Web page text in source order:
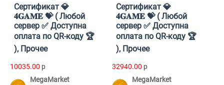
Cертификат 💎
𝟒𝐆𝐀𝐌𝐄 💝 ( Любой
сервер ✅ Доступна
оплата по QR-коду 🏆
), Прочее
10035.00 p
MegaMarket
Cертификат 💎
𝟒𝐆𝐀𝐌𝐄 💝 ( Любой
сервер ✅ Доступна
оплата по QR-коду 🏆
), Прочее
32940.00 p
MegaMarket